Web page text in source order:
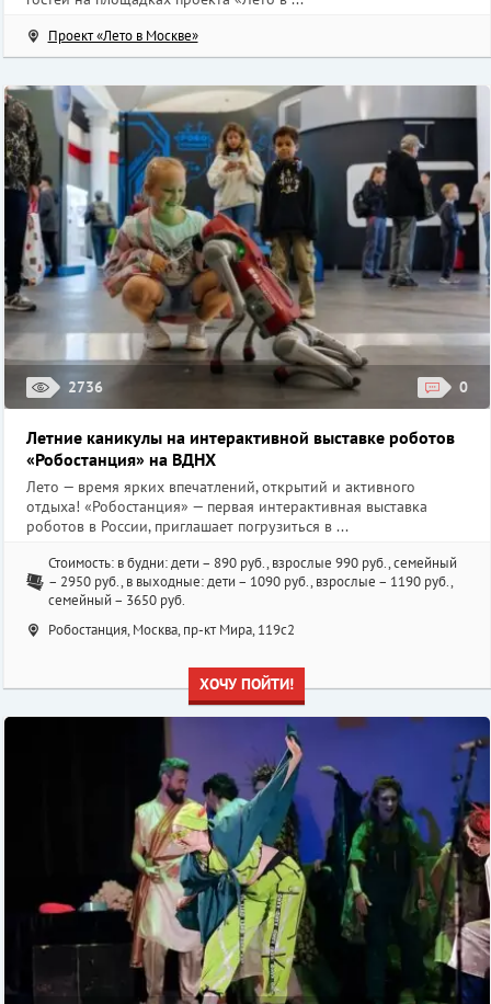
Проект «Лето в Москве»
2736 0
Летние каникулы на интерактивной выставке роботов
«Робостанция» на ВДНХ
Лето — время ярких впечатлений, открытий и активного
отдыха! «Робостанция» — первая интерактивная выставка
роботов в России, приглашает погрузиться в ...
Стоимость: в будни: дети – 890 руб., взрослые 990 руб., семейный
– 2950 руб., в выходные: дети – 1090 руб., взрослые – 1190 руб.,
семейный – 3650 руб.
Робостанция, Москва, пр-кт Мира, 119с2
ХОЧУ ПОЙТИ!